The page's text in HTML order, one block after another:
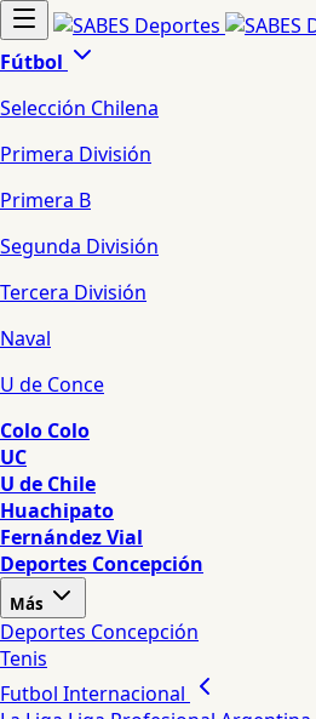
Fútbol
Selección Chilena
Primera División
Primera B
Segunda División
Tercera División
Naval
U de Conce
Colo Colo
UC
U de Chile
Huachipato
Fernández Vial
Deportes Concepción
Más
Deportes Concepción
Tenis
Futbol Internacional